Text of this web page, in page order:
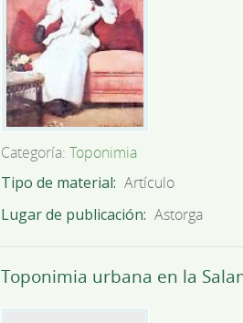
Categoría: Toponimia
Tipo de material Artículo
Lugar de publicación Astorga
Toponimia urbana en la